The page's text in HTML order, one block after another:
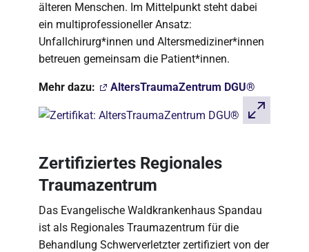
älteren Menschen. Im Mittelpunkt steht dabei
ein multiprofessioneller Ansatz:
Unfallchirurg*innen und Altersmediziner*innen
betreuen gemeinsam die Patient*innen.
Mehr dazu: AltersTraumaZentrum DGU®
Zertifiziertes Regionales
Traumazentrum
Das Evangelische Waldkrankenhaus Spandau
ist als Regionales Traumazentrum für die
Behandlung Schwerverletzter zertifiziert von der